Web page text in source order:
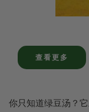
查看更多
你只知道绿豆汤？